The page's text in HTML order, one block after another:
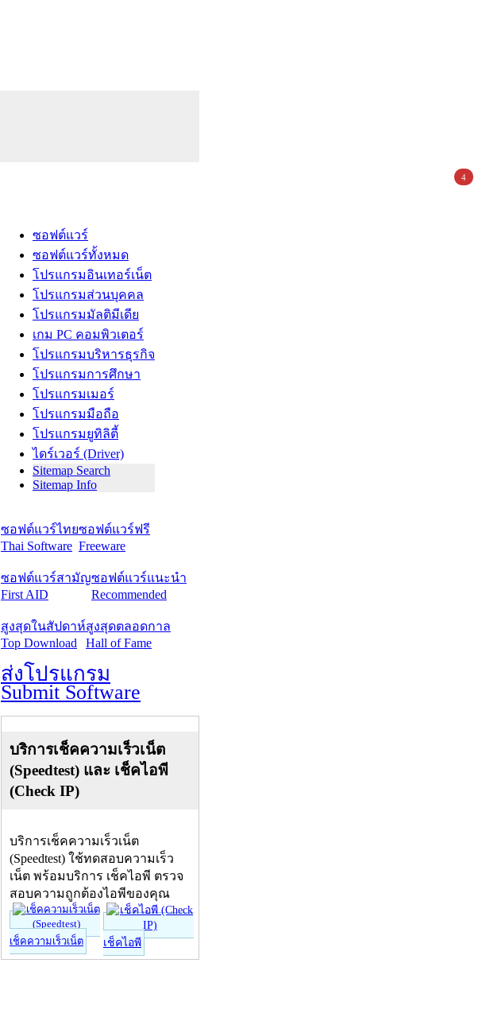
ซอฟต์แวร์
ซอฟต์แวร์ทั้งหมด
โปรแกรมอินเทอร์เน็ต
โปรแกรมส่วนบุคคล
โปรแกรมมัลติมีเดีย
เกม PC คอมพิวเตอร์
โปรแกรมบริหารธุรกิจ
โปรแกรมการศึกษา
โปรแกรมเมอร์
โปรแกรมมือถือ
โปรแกรมยูทิลิตี้
ไดร์เวอร์ (Driver)
Sitemap Search
Sitemap Info
ซอฟต์แวร์ไทย
Thai Software
ซอฟต์แวร์ฟรี
Freeware
ซอฟต์แวร์สามัญ
First AID
ซอฟต์แวร์แนะนำ
Recommended
สูงสุดในสัปดาห์
Top Download
สูงสุดตลอดกาล
Hall of Fame
ส่งโปรแกรม
Submit Software
บริการเช็คความเร็วเน็ต
(Speedtest) และ เช็คไอพี
(Check IP)
บริการเช็คความเร็วเน็ต
(Speedtest) ใช้ทดสอบความเร็ว
เน็ต พร้อมบริการ เช็คไอพี ตรวจ
สอบความถูกต้องไอพีของคุณ
เช็คความเร็วเน็ต เช็คไอพี
4